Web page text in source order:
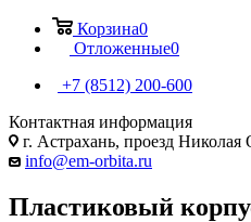
Корзина0
Отложенные0
+7 (8512) 200-600
Контактная информация
г. Астрахань, проезд Николая
info@em-orbita.ru
Пластиковый